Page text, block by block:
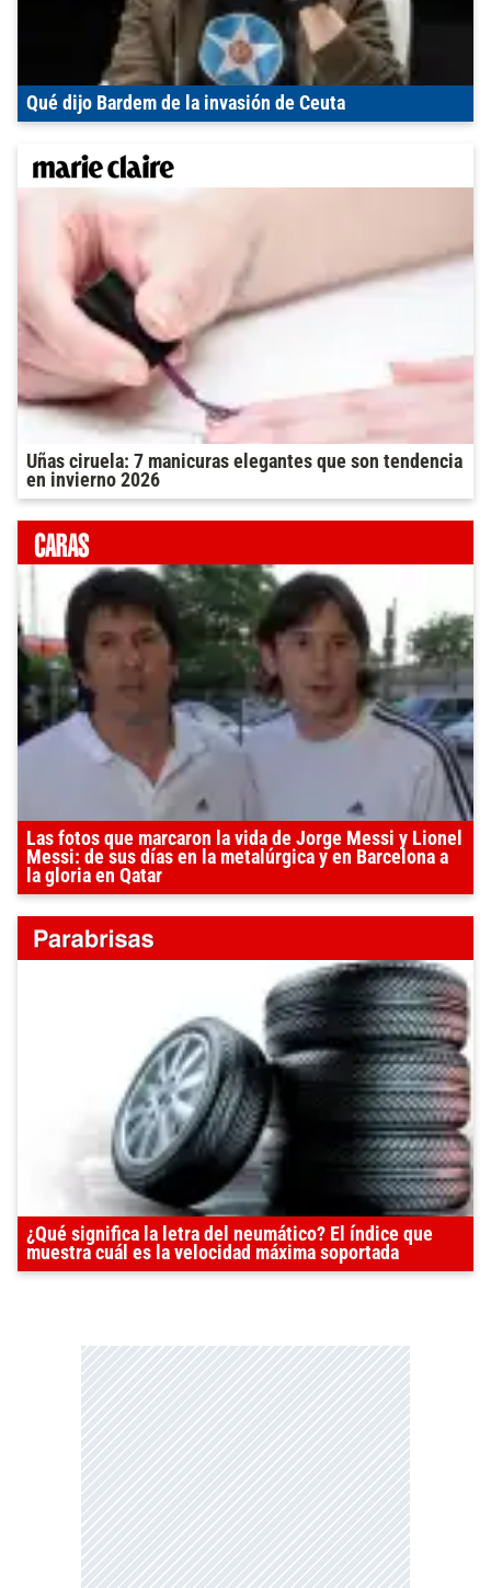
Qué dijo Bardem de la invasión de Ceuta
Uñas ciruela: 7 manicuras elegantes que son tendencia
en invierno 2026
Las fotos que marcaron la vida de Jorge Messi y Lionel
Messi: de sus días en la metalúrgica y en Barcelona a
la gloria en Qatar
¿Qué significa la letra del neumático? El índice que
muestra cuál es la velocidad máxima soportada